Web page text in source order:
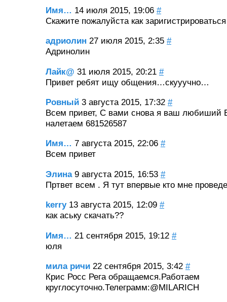
Имя… 14 июля 2015, 19:06 #
Скажите пожалуйста как
адриолин 27 июля 2015, 2:35 #
Адринолин
Лайк@ 31 июля 2015, 20:21 #
Привет ребят ищу общения…скууучно…
Ровный 3 августа 2015, 17:32 #
Всем привет, С вами снова я ваш любиший
налетаем 681526587
Имя… 7 августа 2015, 22:06 #
Всем привет
Элина 9 августа 2015, 16:53 #
Пртвет всем . Я тут впервые кто мне
kerry 13 августа 2015, 12:09 #
как аську скачать??
Имя… 21 сентября 2015, 19:12 #
юля
мила ричи 22 сентября 2015, 3:42 #
Крис Росс Рега обращаемся.Работаем
круглосуточно.Телеграмм:@MILARICH